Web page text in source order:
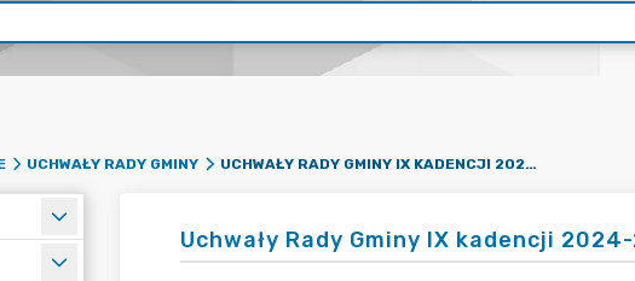
UCHWAŁY RADY GMINY UCHWAŁY RADY GMINY IX KADENCJI 2024-2029
Uchwały Rady Gminy IX kadencji